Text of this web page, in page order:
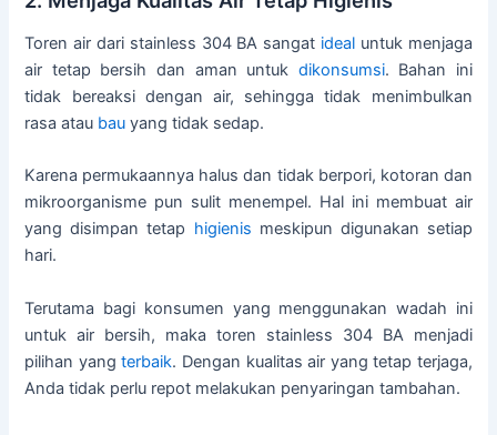
Toren air dari stainless 304 BA sangat idealuntuk menjaga
air tetap bersih dan aman untuk dikonsumsi. Bahan ini
tidak bereaksi dengan air, sehingga tidak menimbulkan
rasa atau bau yang tidak sedap.
Karena permukaannya halus dan tidak berpori, kotoran dan
mikroorganisme pun sulit menempel. Hal ini membuat air
yang disimpan tetap higienis meskipun digunakan setiap
hari.
Terutama bagi konsumen yang menggunakan wadah ini
untuk air bersih, maka toren stainless 304 BA menjadi
pilihan yangterbaik. Dengan kualitas air yang tetap terjaga,
Anda tidak perlu repot melakukan penyaringan tambahan.